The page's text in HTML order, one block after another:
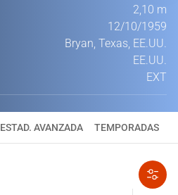
2,10 m
12/10/1959
Bryan, Texas, EE.UU.
EE.UU.
EXT
ESTAD. AVANZADA TEMPORADAS